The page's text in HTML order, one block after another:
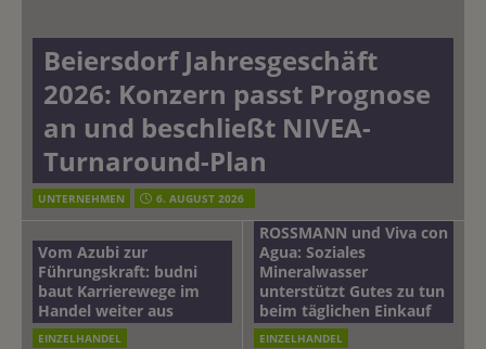
Beiersdorf Jahresgeschäft
2026: Konzern passt Prognose
an und beschließt NIVEA-
Turnaround-Plan
UNTERNEHMEN 6. AUGUST 2026
Vom Azubi zur
Führungskraft: budni
baut Karrierewege im
Handel weiter aus
EINZELHANDEL
ROSSMANN und Viva con
Agua: Soziales
Mineralwasser
unterstützt Gutes zu tun
beim täglichen Einkauf
EINZELHANDEL